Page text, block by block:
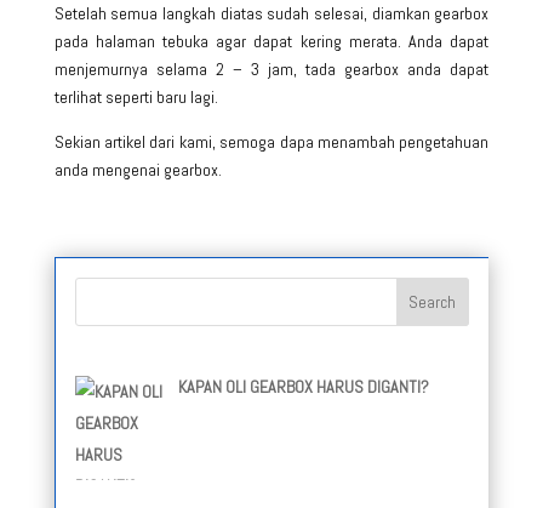
Setelah semua langkah diatas sudah selesai, diamkan gearbox
pada halaman tebuka agar dapat kering merata. Anda dapat
menjemurnya selama 2 – 3 jam, tada gearbox anda dapat
terlihat seperti baru lagi.
Sekian artikel dari kami, semoga dapa menambah pengetahuan
anda mengenai gearbox.
KAPAN OLI GEARBOX HARUS DIGANTI?